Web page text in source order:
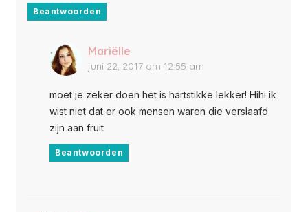
Beantwoorden
Mariëlle
juni 22, 2017 om 12:55 am
moet je zeker doen het is hartstikke lekker! Hihi ik
wist niet dat er ook mensen waren die verslaafd
zijn aan fruit
Beantwoorden